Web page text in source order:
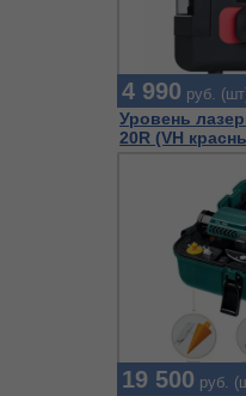
Уровень
20R (VH
4 990 руб.
19 500 руб.